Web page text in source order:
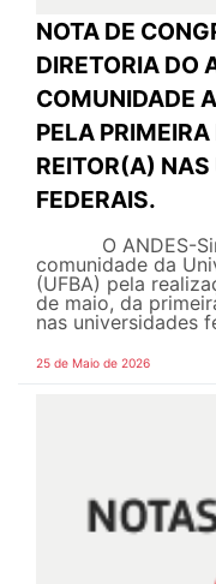
NOTA DE
DIRETORIA DO
COMUNIDADE
PELA
REITOR(A)
FEDERAIS.
O ANDES-
comunidade da
(UFBA) pela
de maio, da
nas universidades
25 de Maio de 2026